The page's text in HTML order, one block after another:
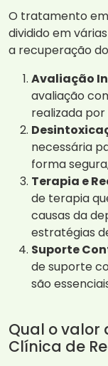
O tratamento
dividido em
a recuperação
Avaliação
avaliação
realizada por
necessária
forma
Terapia e
de terapia
causas da
estratégias
Suporte
de suporte
são
Qual o
Clínica de